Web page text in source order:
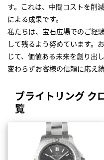
す。これは、中間コストを削
による成果です。
私たちは、宝石広場でのご経
して残るよう努めています。
じて、価値ある未来を創り出
変わらずお客様の信頼に応え続
ブライトリング ク
覧